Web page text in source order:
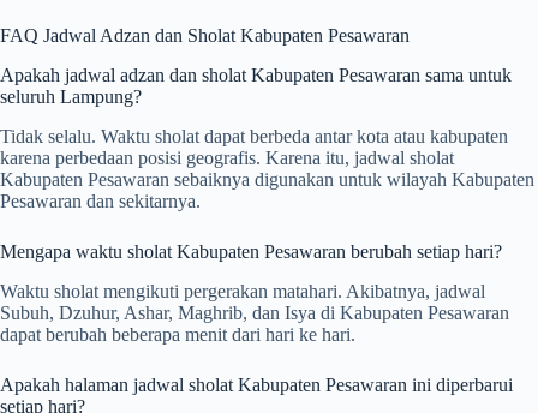
FAQ Jadwal Adzan dan Sholat Kabupaten Pesawaran
Apakah jadwal adzan dan sholat Kabupaten Pesawaran sama untuk
seluruh Lampung?
Tidak selalu. Waktu sholat dapat berbeda antar kota atau kabupaten
karena perbedaan posisi geografis. Karena itu, jadwal sholat
Kabupaten Pesawaran sebaiknya digunakan untuk wilayah Kabupaten
Pesawaran dan sekitarnya.
Mengapa waktu sholat Kabupaten Pesawaran berubah setiap hari?
Waktu sholat mengikuti pergerakan matahari. Akibatnya, jadwal
Subuh, Dzuhur, Ashar, Maghrib, dan Isya di Kabupaten Pesawaran
dapat berubah beberapa menit dari hari ke hari.
Apakah halaman jadwal sholat Kabupaten Pesawaran ini diperbarui
setiap hari?